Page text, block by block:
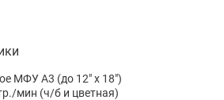
МФУ А3 (до 12" x 18")
мин (ч/б и цветная)